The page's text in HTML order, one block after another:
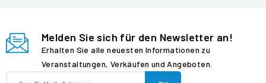
Melden Sie sich für den Newsletter an!
Erhalten Sie alle neuesten Informationen zu
Veranstaltungen, Verkäufen und Angeboten.